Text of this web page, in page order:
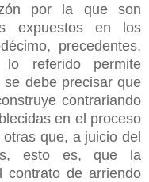
por la que son
expuestos en los
precedentes.
referido permite
debe precisar que
contrariando
en el proceso
que, a juicio del
esto es, que la
contrato de arriendo